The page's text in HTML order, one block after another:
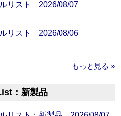
リスト 2026/08/07
リスト 2026/08/06
もっと見る »
：新製品